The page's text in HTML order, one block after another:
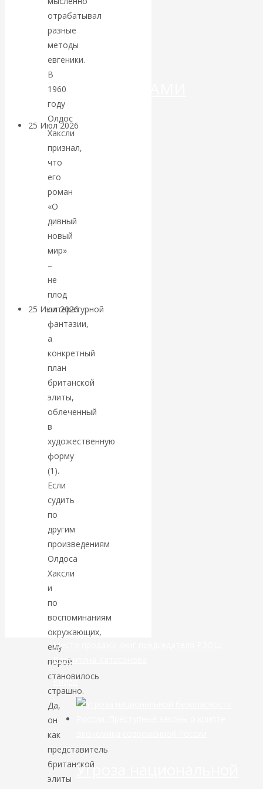
ДЕНЕГ»: КИТАЙ
ВЕДЁТ БОРЬБУ
КРИПТОВАЛЮТАМИ
25 Июл 2026
Валентин
КАтасонов.
Может ли
Америка
покинуть НАТО?
25 Июл 2026Комментарии,
интервью и беседы
«Об этом
молчат»:
экономист
Валентин
Катасонов
считает, что
кризис в
банковской
сфере России
уже начался
отрабатывал
разные
методы
евгеники.
В
1960
году
Олдос
Хаксли
признал,
что
его
роман
«О
дивный
новый
мир»
–
не
плод
литературной
фантазии,
а
конкретный
план
британской
элиты,
облеченный
в
художественную
форму
(1).
Если
судить
по
другим
произведениям
Олдоса
Хаксли
и
по
воспоминаниям
окружающих,
ему
порой
становилось
страшно.
Да,
он
как
представитель
британской
элиты
Место продажи книг председателя РЭОШ
Валентина Катасонова
Видео
Угроза национальной